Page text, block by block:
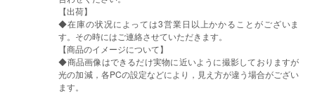
【出荷】
◆在庫の状况によっては3営業日以上かかることがございま
す。その時にはご連絡させていただきます。
【商品のイメージについて】
◆商品画像はできるだけ実物に近いように撮影しておりますが
光の加減，各PCの設定などにより，見え方が違う場合がござい
ます。